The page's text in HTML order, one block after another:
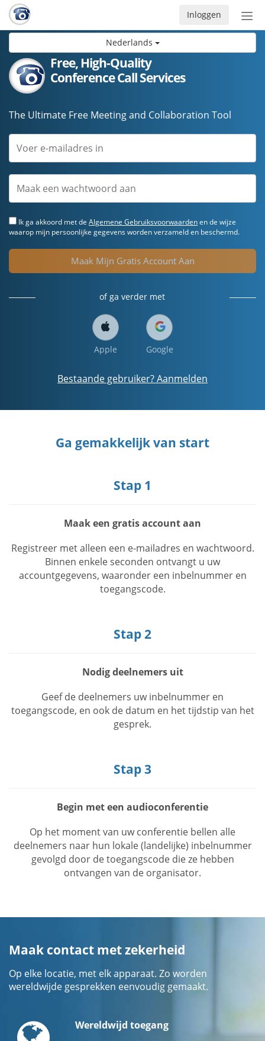
Nederlands
Inloggen
Free, High-Quality
Conference Call Services
The Ultimate Free Meeting and Collaboration Tool
Ik ga akkoord met de Algemene Gebruiksvoorwaardenen de wijze
waarop mijn persoonlijke gegevens worden verzameld en beschermd.
Maak Mijn Gratis Account Aan
of ga verder met
Apple Google
Bestaande gebruiker? Aanmelden
Ga gemakkelijk van start
Stap 1
Maak een gratis account aan
Registreer met alleen een e-mailadres en wachtwoord.
Binnen enkele seconden ontvangt u uw
accountgegevens, waaronder een inbelnummer en
toegangscode.
Stap 2
Nodig deelnemers uit
Geef de deelnemers uw inbelnummer en
toegangscode, en ook de datum en het tijdstip van het
gesprek.
Stap 3
Begin met een audioconferentie
Op het moment van uw conferentie bellen alle
deelnemers naar hun lokale (landelijke) inbelnummer
gevolgd door de toegangscode die ze hebben
ontvangen van de organisator.
Maak contact met zekerheid
Op elke locatie, met elk apparaat. Zo worden
wereldwijde gesprekken eenvoudig gemaakt.
GlobeWereldwijd toegang